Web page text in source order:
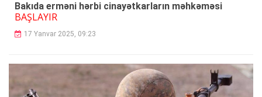
Bakıda erməni hərbi cinayətkarların məhkəməsi
BAŞLAYIR
17 Yanvar 2025, 09:23